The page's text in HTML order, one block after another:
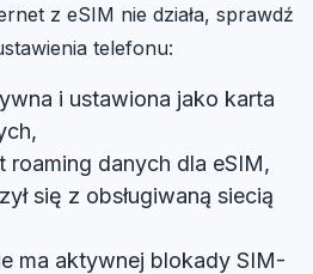
z eSIM nie działa, sprawdź
telefonu:
i ustawiona jako karta
roaming danych dla eSIM,
się z obsługiwaną siecią
ma aktywnej blokady SIM-